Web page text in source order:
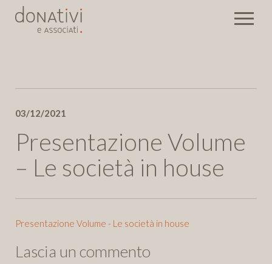
Eventi
Newsletter
03/12/2021
Presentazione Volume
– Le società in house
Presentazione Volume - Le società in house
Lascia un commento